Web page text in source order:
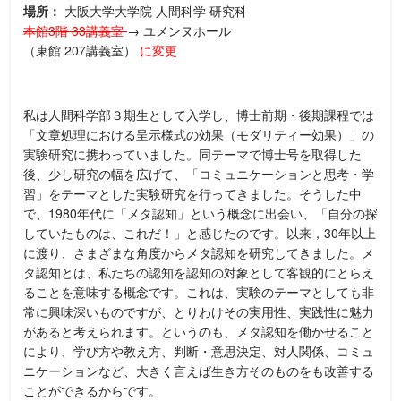
場所： 大阪大学大学院 人間科学 研究科
本館3階33講義室→ ユメンヌホール
（東館 207講義室） に変更
私は人間科学部３期生として入学し、博士前期・後期課程では
「文章処理における呈示様式の効果（モダリティー効果）」の
実験研究に携わっていました。同テーマで博士号を取得した
後、少し研究の幅を広げて、「コミュニケーションと思考・学
習」をテーマとした実験研究を行ってきました。そうした中
で、1980年代に「メタ認知」という概念に出会い、「自分の探
していたものは、これだ！」と感じたのです。以来，30年以上
に渡り、さまざまな角度からメタ認知を研究してきました。メ
タ認知とは、私たちの認知を認知の対象として客観的にとらえ
ることを意味する概念です。これは、実験のテーマとしても非
常に興味深いものですが、とりわけその実用性、実践性に魅力
があると考えられます。というのも、メタ認知を働かせること
により、学び方や教え方、判断・意思決定、対人関係、コミュ
ニケーションなど、大きく言えば生き方そのものをも改善する
ことができるからです。